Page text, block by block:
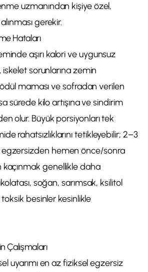
uzmanından kişiye özel,
gerekir.
Hataları
aşırı kalori ve uygunsuz
sorunlarına zemin
ödül maması ve sofradan verilen
sürede kilo artışına ve sindirim
olur. Büyük porsiyonları tek
rahatsızlıklarını tetikleyebilir; 2–3
hemen önce/sonra
genellikle daha
soğan, sarımsak, ksilitol
besinler kesinlikle
Çalışmaları
uyarımı en az fiziksel egzersiz